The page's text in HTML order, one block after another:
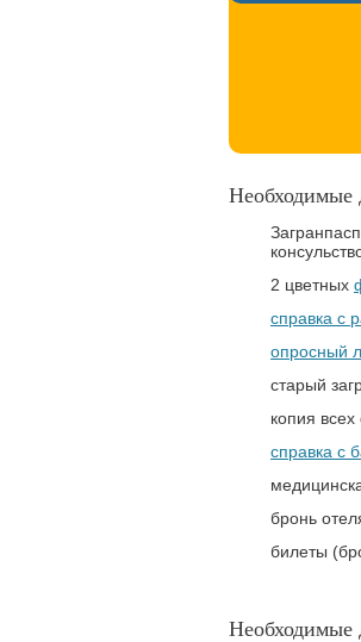
Необходимые
2 цветных
справка с
опросный
старый
копия всех
справка с
бронь
билеты
Необходимые